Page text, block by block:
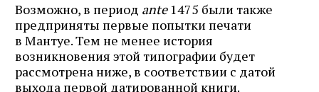
Возможно, в период ante 1475 были также
предприняты первые попытки печати
в Мантуе. Тем не менее история
возникновения этой типографии будет
рассмотрена ниже, в соответствии с датой
выхода первой датированной книги.